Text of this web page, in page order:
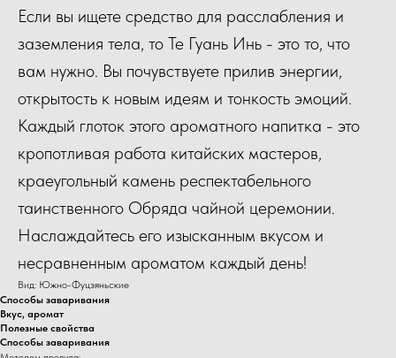
Если вы ищете средство для расслабления и
заземления тела, то Те Гуань Инь - это то, что
вам нужно. Вы почувствуете прилив энергии,
открытость к новым идеям и тонкость эмоций.
Каждый глоток этого ароматного напитка - это
кропотливая работа китайских мастеров,
краеугольный камень респектабельного
таинственного Обряда чайной церемонии.
Наслаждайтесь его изысканным вкусом и
несравненным ароматом каждый день!
Вид: Южно-Фуцзяньские
Способы заваривания
Вкус, аромат
Полезные свойства
Способы заваривания